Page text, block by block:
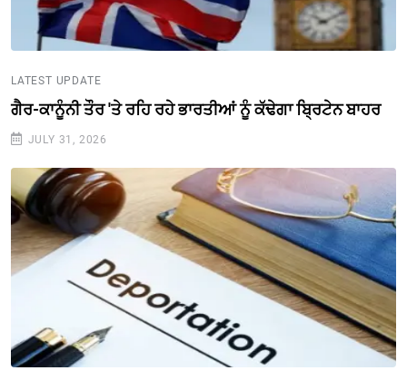
LATEST UPDATE
ਗੈਰ-ਕਾਨੂੰਨੀ ਤੌਰ 'ਤੇ ਰਹਿ ਰਹੇ ਭਾਰਤੀਆਂ ਨੂੰ ਕੱਢੇਗਾ ਬ੍ਰਿਟੇਨ ਬਾਹਰ
JULY 31, 2026